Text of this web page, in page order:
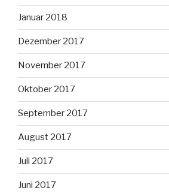
Januar 2018
Dezember 2017
November 2017
Oktober 2017
September 2017
August 2017
Juli 2017
Juni 2017